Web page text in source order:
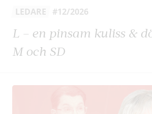
LEDARE #12/2026
L – en pinsam kuliss &
M och SD